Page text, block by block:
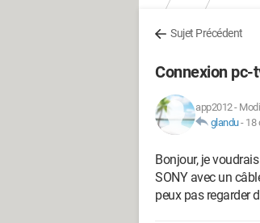
Sujet Précédent
Connexion pc-
app2012-
glandu- 18
Bonjour, je
SONY avec un
peux pas regarder